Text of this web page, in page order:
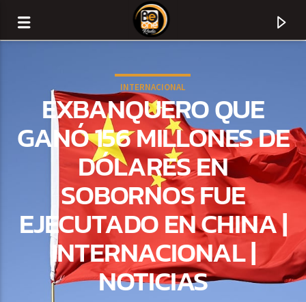
CURRENT TRACK
INTERNACIONAL
EXBANQUERO QUE
GANÓ 156 MILLONES DE
DÓLARES EN
SOBORNOS FUE
EJECUTADO EN CHINA |
INTERNACIONAL |
NOTICIAS